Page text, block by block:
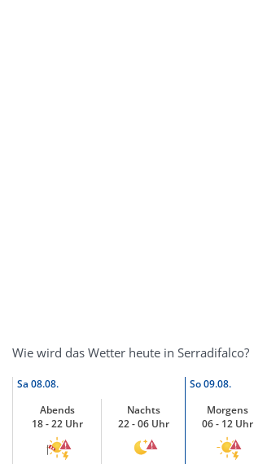
Wie wird das Wetter heute in Serradifalco?
Sa 08.08. So09.08.
Abends
18 - 22 Uhr
Nachts
22 - 06 Uhr
Morgens
06 - 12 Uhr